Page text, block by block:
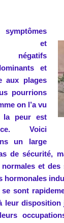
et
négatifs
et
aux plages
pourrions
on l’a vu
la peur est
Voici
un large
de sécurité,
et des
hormonales
sont
leur disposition